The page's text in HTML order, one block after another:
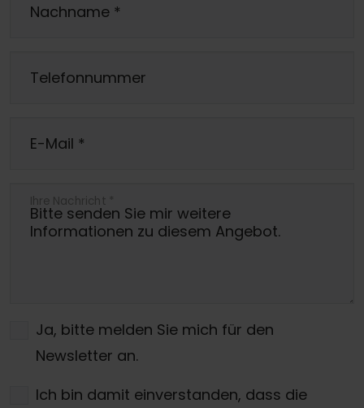
Nachname *
Telefonnummer
E-Mail *
Ihre Nachricht *
Ja, bitte melden Sie mich für den
Newsletter an.
Ich bin damit einverstanden, dass die